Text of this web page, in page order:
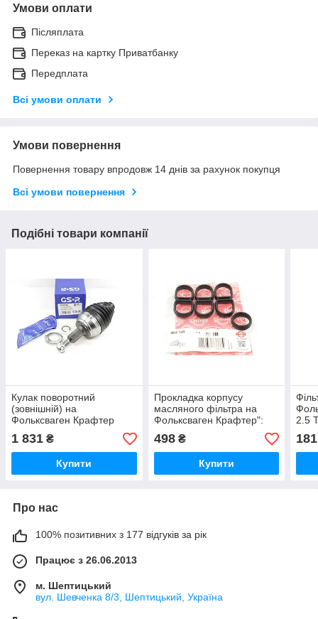
Умови оплати
Післяплата
Переказ на картку Приватбанку
Передплата
Всі умови оплати
Умови повернення
Повернення товару впродовж 14 днів за рахунок покупця
Всі умови повернення
Подібні товари компанії
Кулак поворотний
(зовнішній) на
Фольксваген Крафтер
(Передній привод) 2.0 TDI
(2016->) GSP (54) 802542
1 831 ₴
Купити
Прокладка корпусу
масляного фільтра на
Фольксваген Крафтер":
2.0 TDI 2016->
ELRING(Німеччина)
482140
498₴
Купити
2.5
181
Про нас
100% позитивних з 177 відгуків за рік
Працює з 26.06.2013
м. Шептицький
вул. Шевченка 8/3, Шептицький, Україна